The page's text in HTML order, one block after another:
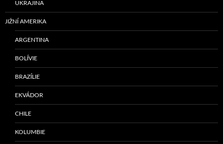
UKRAJINA
JIŽNÍ AMERIKA
ARGENTINA
BOLÍVIE
BRAZÍLIE
EKVÁDOR
CHILE
KOLUMBIE